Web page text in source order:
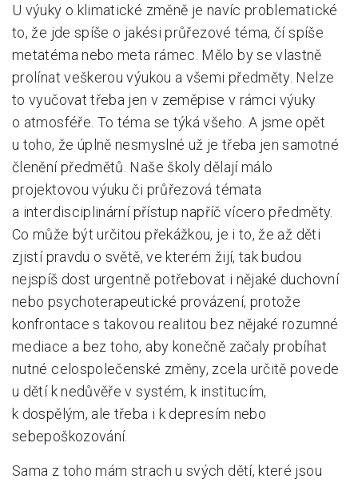
U výuky o klimatické změně je navíc problematické
to, že jde spíše o jakési průřezové téma, čí spíše
metatéma nebo meta rámec. Mělo by se vlastně
prolínat veškerou výukou a všemi předměty. Nelze
to vyučovat třeba jen v zeměpise v rámci výuky
o atmosféře. To téma se týká všeho. A jsme opět
u toho, že úplně nesmyslné už je třeba jen samotné
členění předmětů. Naše školy dělají málo
projektovou výuku či průřezová témata
a interdisciplinární přístup napříč vícero předměty.
Co může být určitou překážkou, je i to, že až děti
zjistí pravdu o světě, ve kterém žijí, tak budou
nejspíš dost urgentně potřebovat i nějaké duchovní
nebo psychoterapeutické provázení, protože
konfrontace s takovou realitou bez nějaké rozumné
mediace a bez toho, aby konečně začaly probíhat
nutné celospolečenské změny, zcela určitě povede
u dětí k nedůvěře v systém, k institucím,
k dospělým, ale třeba i k depresím nebo
sebepoškozování.
Sama z toho mám strach u svých dětí, které jsou